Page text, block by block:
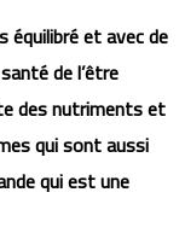
équilibré et avec de
de l’être
des nutriments et
qui sont aussi
qui est une